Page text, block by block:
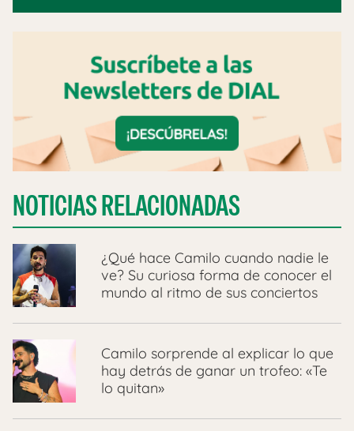
NOTICIAS RELACIONADAS
¿Qué hace Camilo cuando nadie le
ve? Su curiosa forma de conocer el
mundo al ritmo de sus conciertos
Camilo sorprende al explicar lo que
hay detrás de ganar un trofeo: «Te
lo quitan»